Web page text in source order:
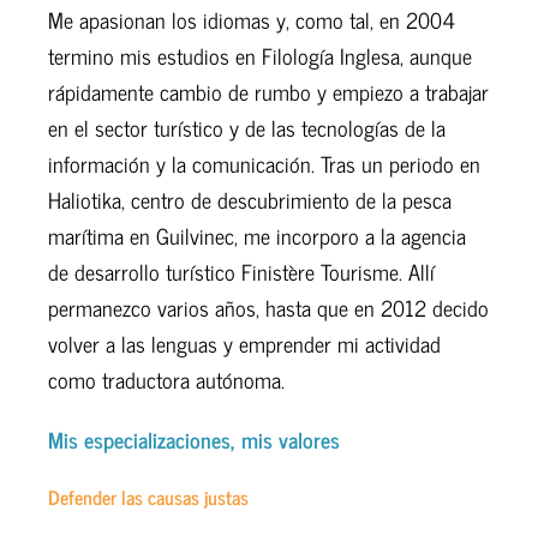
Me apasionan los idiomas y, como tal, en 2004
termino mis estudios en Filología Inglesa, aunque
rápidamente cambio de rumbo y empiezo a trabajar
en el sector turístico y de las tecnologías de la
información y la comunicación. Tras un periodo en
Haliotika, centro de descubrimiento de la pesca
marítima en Guilvinec, me incorporo a la agencia
de desarrollo turístico Finistère Tourisme. Allí
permanezco varios años, hasta que en 2012 decido
volver a las lenguas y emprender mi actividad
como traductora autónoma.
Mis especializaciones, mis valores
Defender las causas justas